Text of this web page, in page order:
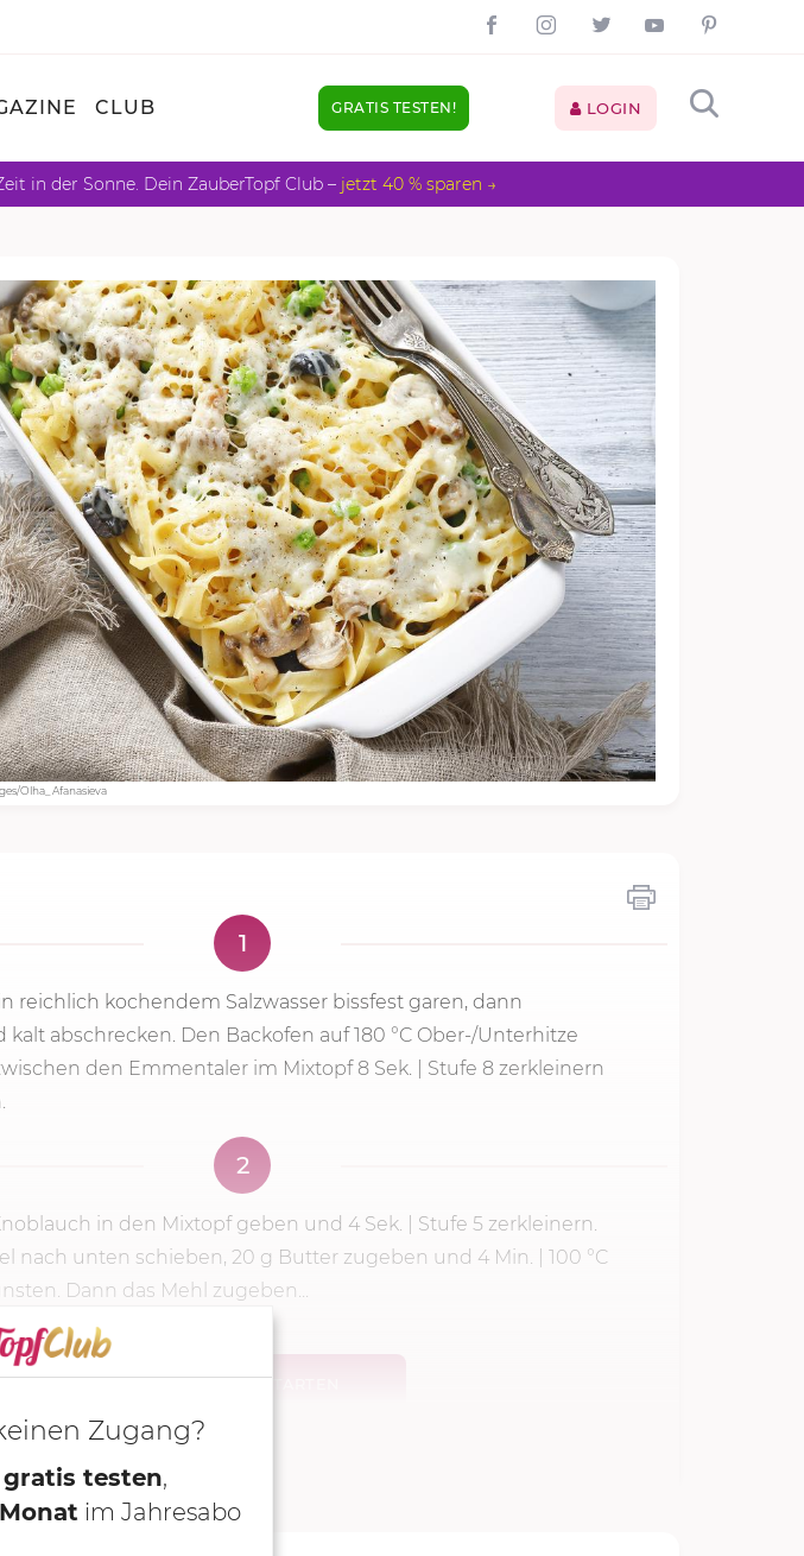
CLUB GRATIS TESTEN! LOGIN
in der Sonne. Dein ZauberTopf Club – jetzt 40 % sparen →
Olha_Afanasieva
1
reichlich kochendem Salzwasser bissfest garen, dann
kalt abschrecken. Den Backofen auf180 °C Ober-/Unterhitze
den Emmentaler im Mixtopf 8 Sek. Stufe 8 zerkleinern
2
in den Mixtopf geben und 4 Sek. Stufe 5 zerkleinern.
nach unten schieben, 20 g Butter zugeben und 4 Min.
100 °C
Dann das Mehl zugeben...
Zugang?
gratis testen,
im Jahresabo